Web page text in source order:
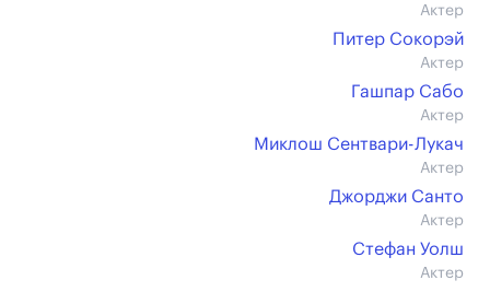
Актер
Питер Сокорэй
Актер
Гашпар Сабо
Актер
Миклош Сентвари-Лукач
Актер
Джорджи Санто
Актер
Стефан Уолш
Актер